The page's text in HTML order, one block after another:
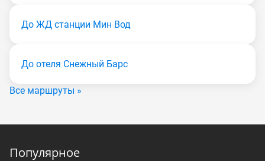
До ЖД станции Мин Вод
До отеля Снежный Барс
Все маршруты »
Популярное